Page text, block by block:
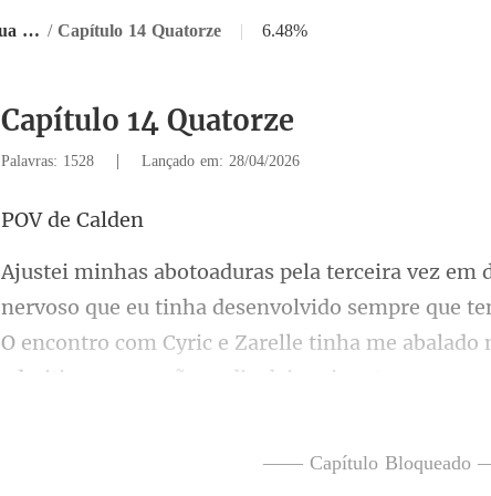
Adeus, Alfa. Não Sou Mais Sua Bolsa de Sangue / Capítulo 14 Quatorze | 6.48%
Capítulo 14 Quatorze
Palavras: 1528 | Lançado em: 28/04/2026
de C
sempre que
O encontro com Cyric e Zarelle tinha me abalado
—— Capítulo Bloqueado